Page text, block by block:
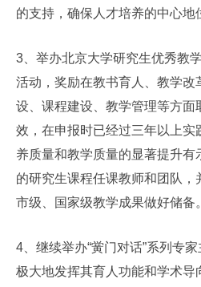
的支持，确保人才培养的中心地
3、举办北京大学研究生优秀教
活动，奖励在教书育人、教学改
设、课程建设、教学管理等方面
效，在申报时已经过三年以上实
养质量和教学质量的显著提升有
的研究生课程任课教师和团队，
市级、国家级教学成果做好储备。
4、继续举办“黉门对话”系列专家
极大地发挥其育人功能和学术导